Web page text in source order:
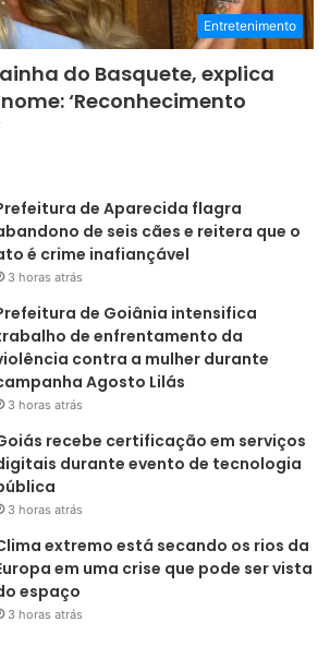
Entretenimento
do Basquete, explica
‘Reconhecimento
de Aparecida flagra
de seis cães e reitera que o
é crime inafiançável
3 horas atrás
de Goiânia intensifica
de enfrentamento da
contra a mulher durante
Agosto Lilás
3 horas atrás
recebe certificação em serviços
durante evento de tecnologia
3 horas atrás
extremo está secando os rios da
em uma crise que pode ser vista
espaço
3 horas atrás